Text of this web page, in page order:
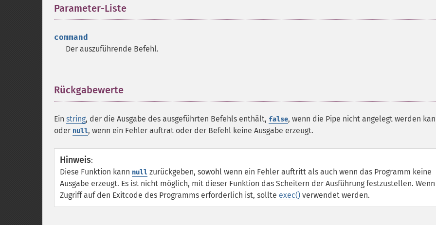
Parameter-Liste
command
Der auszuführende Befehl.
Rückgabewerte
Ein string, der die Ausgabe des ausgeführten Befehls enthält, false, wenn die Pipe nicht angelegt werden
oder null, wenn ein Fehler auftrat oder der Befehl keine Ausgabe erzeugt.
Hinweis:
Diese Funktion kann null zurückgeben, sowohl wenn ein Fehler auftritt als auch wenn das Programm keine
Ausgabe erzeugt. Es ist nicht möglich, mit dieser Funktion das Scheitern der Ausführung festzustellen. Wenn
Zugriff auf den Exitcode des Programms erforderlich ist, sollte exec() verwendet werden.